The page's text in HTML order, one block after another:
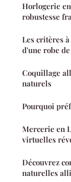
Horlogerie
robustesse
Les critères
d'une robe
Coquillage
naturels
Pourquoi
Mercerie en
virtuelles
Découvrez
naturelles